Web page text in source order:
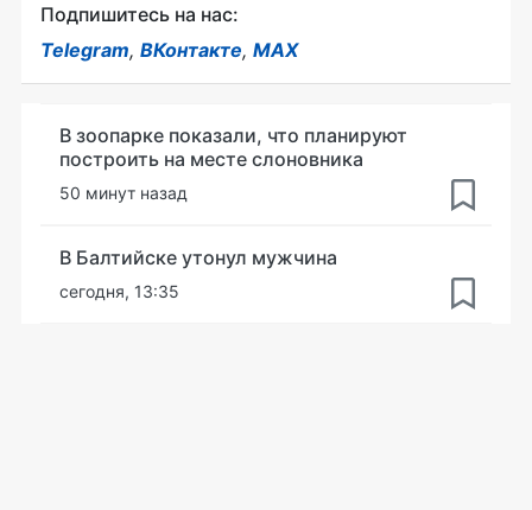
Подпишитесь на нас:
Telegram, ВКонтакте, MAX
В зоопарке показали, что планируют
построить на месте слоновника
50 минут назад
В Балтийске утонул мужчина
сегодня, 13:35